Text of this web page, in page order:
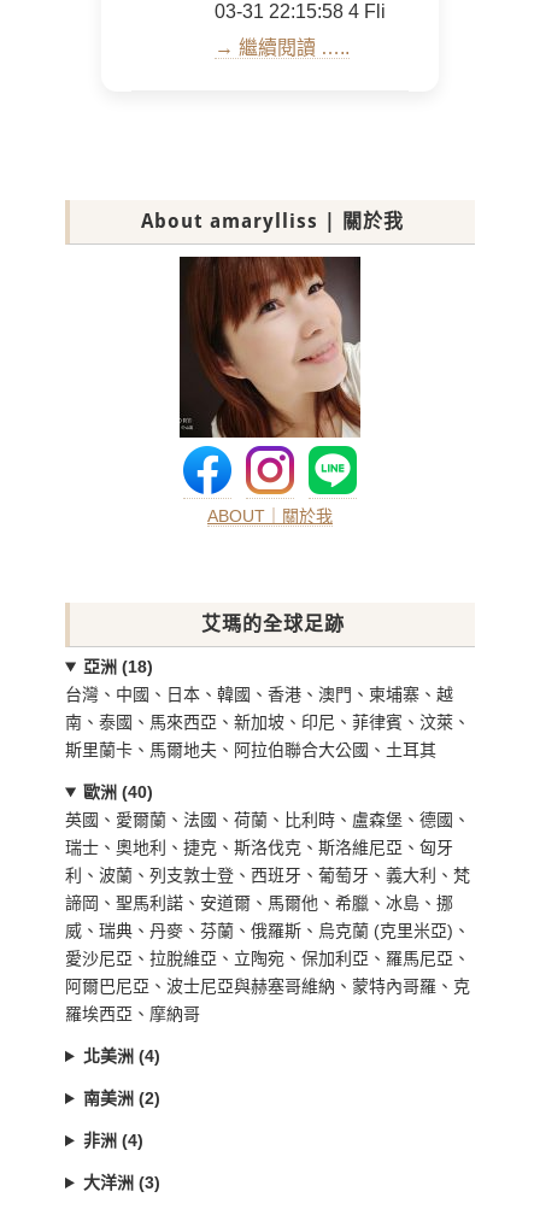
03-31 22:15:58 4 Fli
→ 繼續閱讀 …..
About amarylliss | 關於我
ABOUT｜關於我
艾瑪的全球足跡
亞洲 (18)
台灣、中國、日本、韓國、香港、澳門、柬埔寨、越
南、泰國、馬來西亞、新加坡、印尼、菲律賓、汶萊、
斯里蘭卡、馬爾地夫、阿拉伯聯合大公國、土耳其
歐洲 (40)
英國、愛爾蘭、法國、荷蘭、比利時、盧森堡、德國、
瑞士、奧地利、捷克、斯洛伐克、斯洛維尼亞、匈牙
利、波蘭、列支敦士登、西班牙、葡萄牙、義大利、梵
諦岡、聖馬利諾、安道爾、馬爾他、希臘、冰島、挪
威、瑞典、丹麥、芬蘭、俄羅斯、烏克蘭 (克里米亞)、
愛沙尼亞、拉脫維亞、立陶宛、保加利亞、羅馬尼亞、
阿爾巴尼亞、波士尼亞與赫塞哥維納、蒙特內哥羅、克
羅埃西亞、摩納哥
北美洲 (4)
南美洲 (2)
非洲 (4)
大洋洲 (3)